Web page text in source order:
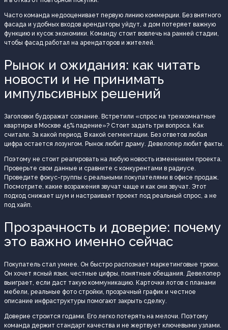
Часто команда недооценивает первую линию коммерции. Без внятного
фасада и удобных входов арендаторы уйдут, а дом потеряет важную
функцию и кусок экономики. Команду стоит вовлечь на ранней стадии,
чтобы фасад работал на арендаторов и жителей.
Рынок и ожидания: как читать
новости и не принимать
импульсивных решений
Заголовки будоражат сознание. Встретили «спрос на трехкомнатные
квартиры в Москве 45% падение»? Стоит задать три вопроса. Как
считали. За какой период. В какой сегментации. Без ответов любая
цифра остается лозунгом. Рынок любит драму. Девелопер любит факты.
Поэтому не стоит реагировать на любую новость изменением проекта.
Проверьте свои данные и сравните с конкурентами в радиусе.
Проведите фокус-группы с реальными покупателями в офисе продаж.
Посмотрите, какие возражения звучат чаще и как они звучат. Этот
подход снижает шум и настраивает проект под реальный спрос, а не
под хайп.
Прозрачность и доверие: почему
это важно именно сейчас
Покупатель стал умнее. Он быстро распознает маркетинговые трюки.
Он хочет ясный язык, честные цифры, понятные обещания. Девелопер
выиграет, если даст такую коммуникацию. Карточки лотов с планами
мебели, реальные фото стройки, прозрачный график и честное
описание инфраструктуры помогают закрыть сделку.
Доверие строится годами. Его легко потерять на мелочи. Поэтому
команда держит стандарт качества и не жертвует ключевыми узлами.